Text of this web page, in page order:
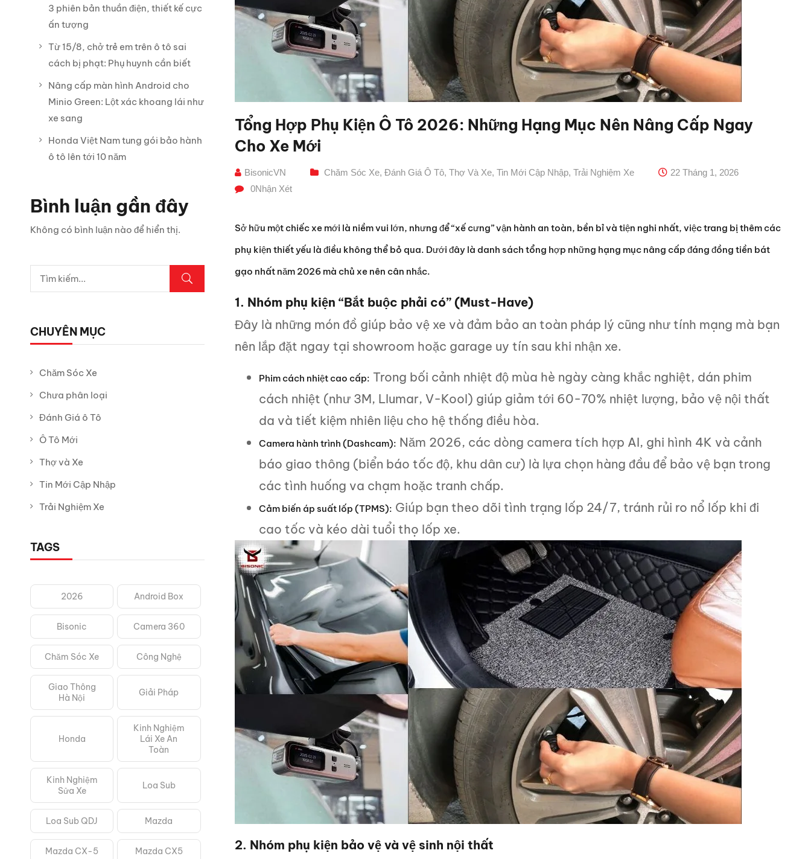
3 phiên bản thuần điện, thiết kế cực
ấn tượng
Từ 15/8, chở trẻ em trên ô tô sai
cách bị phạt: Phụ huynh cần biết
Nâng cấp màn hình Android cho
Minio Green: Lột xác khoang lái như
xe sang
Honda Việt Nam tung gói bảo hành
ô tô lên tới 10 năm
Bình luận gần đây
Không có bình luận nào để hiển thị.
CHUYÊN MỤC
Chăm Sóc Xe
Chưa phân loại
Đánh Giá ô Tô
Ô Tô Mới
Thợ và Xe
Tin Mới Cập Nhập
Trải Nghiệm Xe
TAGS
2026 Android Box
Bisonic Camera 360
Chăm Sóc Xe Công Nghệ
Giao Thông
Hà Nội
Giải Pháp
Honda
Kinh Nghiệm
Lái Xe An
Toàn
Kinh Nghiệm
Sửa Xe
Loa Sub
Loa Sub QDJ Mazda
Mazda CX-5 Mazda CX5
Tổng Hợp Phụ Kiện Ô Tô 2026: Những Hạng Mục Nên Nâng Cấp Ngay
Cho Xe Mới
BisonicVN Chăm Sóc Xe, Đánh Giá Ô Tô, Thợ Và Xe, Tin Mới Cập Nhập, Trải Nghiệm Xe
22 Tháng 1, 2026
0Nhận Xét
Sở hữu một chiếc xe mới là niềm vui lớn, nhưng để “xế cưng” vận hành an toàn, bền bỉ và tiện nghi nhất, việc trang bị thêm các
phụ kiện thiết yếu là điều không thể bỏ qua. Dưới đây là danh sách tổng hợp những hạng mục nâng cấp đáng đồng tiền bát
gạo nhất năm 2026 mà chủ xe nên cân nhắc.
1. Nhóm phụ kiện “Bắt buộc phải có” (Must-Have)
Đây là những món đồ giúp bảo vệ xe và đảm bảo an toàn pháp lý cũng như tính mạng mà bạn
nên lắp đặt ngay tại showroom hoặc garage uy tín sau khi nhận xe.
Phim cách nhiệt cao cấp: Trong bối cảnh nhiệt độ mùa hè ngày càng khắc nghiệt, dán phim
cách nhiệt (như 3M, Llumar, V-Kool) giúp giảm tới 60-70% nhiệt lượng, bảo vệ nội thất
da và tiết kiệm nhiên liệu cho hệ thống điều hòa.
Camera hành trình (Dashcam): Năm 2026, các dòng camera tích hợp AI, ghi hình 4K và cảnh
báo giao thông (biển báo tốc độ, khu dân cư) là lựa chọn hàng đầu để bảo vệ bạn trong
các tình huống va chạm hoặc tranh chấp.
Cảm biến áp suất lốp (TPMS): Giúp bạn theo dõi tình trạng lốp 24/7, tránh rủi ro nổ lốp khi đi
cao tốc và kéo dài tuổi thọ lốp xe.
2. Nhóm phụ kiện bảo vệ và vệ sinh nội thất